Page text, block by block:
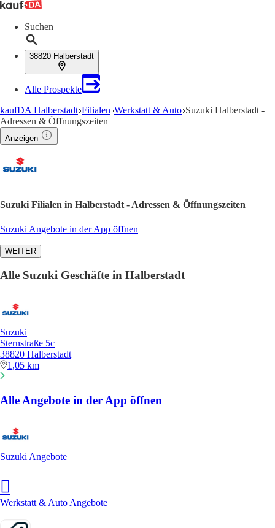
Suchen
38820 Halberstadt
Alle Prospekte
kaufDA Halberstadt Filialen Werkstatt & Auto Suzuki Halberstadt -
Adressen & Öffnungszeiten
Anzeigen
Suzuki Filialen in Halberstadt - Adressen & Öffnungszeiten
Suzuki Angebote in der App öffnen
WEITER
Alle Suzuki Geschäfte in Halberstadt
Suzuki
Sternstraße 5c
38820 Halberstadt
1,05 km
Alle Angebote in der App öffnen
Suzuki Angebote
Werkstatt & Auto Angebote